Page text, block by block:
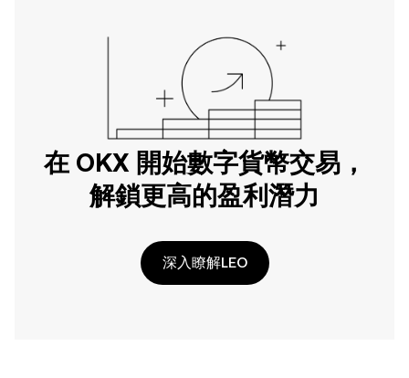
在 OKX 開始數字貨幣交易，
解鎖更高的盈利潛力
深入瞭解LEO